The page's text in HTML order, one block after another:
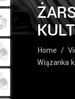
Home /
Wiązanka